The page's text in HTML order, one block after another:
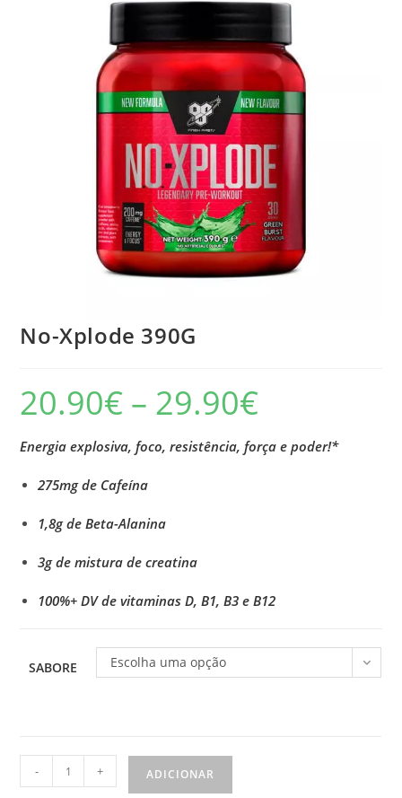
No-Xplode 390G
20.90€ – 29.90€
29.90€
Energia explosiva, foco, resistência, força e poder!*
275mg de Cafeína
1,8g de Beta-Alanina
3g de mistura de creatina
100%+ DV de vitaminas D, B1, B3 e B12
SABORE Escolha uma opção
Quantidade
de
- + ADICIONAR